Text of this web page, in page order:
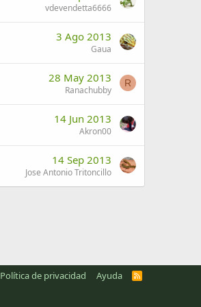
vdevendetta6666
3 Ago 2013
Gaua
28 May 2013
Ranachubby
R
14 Jun 2013
Akron00
14 Sep 2013
Jose Antonio Tritoncillo
Política de privacidad Ayuda
R